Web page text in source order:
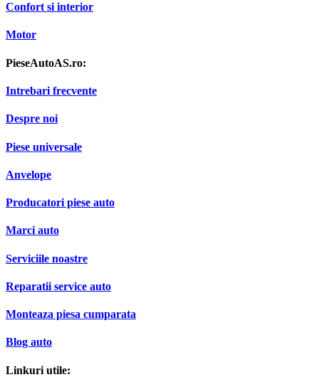
Confort si interior
Motor
PieseAutoAS.ro:
Intrebari frecvente
Despre noi
Piese universale
Anvelope
Producatori piese auto
Marci auto
Serviciile noastre
Reparatii service auto
Monteaza piesa cumparata
Blog auto
Linkuri utile: